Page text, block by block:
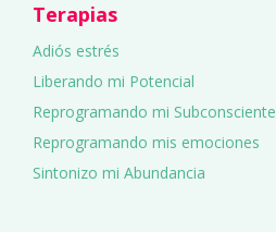
Terapias
Adiós estrés
Liberando mi Potencial
Reprogramando mi Subconsciente
Reprogramando mis emociones
Sintonizo mi Abundancia